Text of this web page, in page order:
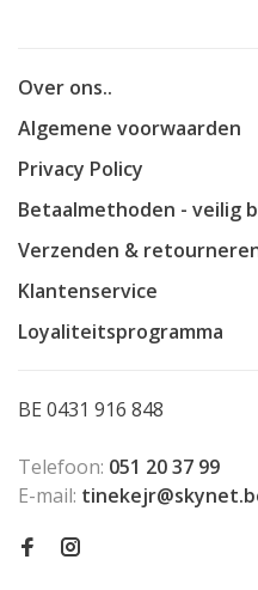
Over ons..
Algemene voorwaarden
Privacy Policy
Betaalmethoden - veilig
Verzenden &
Klantenservice
Loyaliteitsprogramma
BE 0431 916 848
Telefoon: 051 20 37 99
E-mail: